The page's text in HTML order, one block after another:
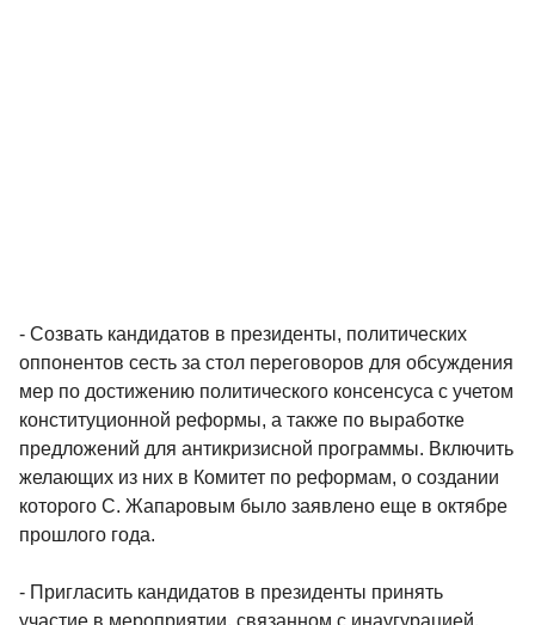
- Созвать кандидатов в президенты, политических
оппонентов сесть за стол переговоров для обсуждения
мер по достижению политического консенсуса с учетом
конституционной реформы, а также по выработке
предложений для антикризисной программы. Включить
желающих из них в Комитет по реформам, о создании
которого С. Жапаровым было заявлено еще в октябре
прошлого года.
- Пригласить кандидатов в президенты принять